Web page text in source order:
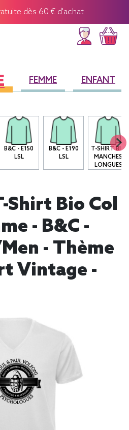
dès 60 € d'achat
FEMME ENFANT
B&C - E150
LSL
B&C - E190
LSL
T-SHIRT BIO
MANCHES
LONGUES
Shirt Bio Col
- B&C -
- Thème
Vintage -